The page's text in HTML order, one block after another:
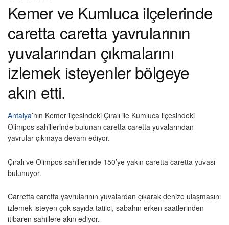
Kemer ve Kumluca ilçelerinde
caretta caretta yavrularının
yuvalarından çıkmalarını
izlemek isteyenler bölgeye
akın etti.
Antalya’nın Kemer ilçesindeki Çıralı ile Kumluca ilçesindeki
Olimpos sahillerinde bulunan caretta caretta yuvalarından
yavrular çıkmaya devam ediyor.
Çıralı ve Olimpos sahillerinde 150’ye yakın caretta caretta yuvası
bulunuyor.
Carretta caretta yavrularının yuvalardan çıkarak denize ulaşmasını
izlemek isteyen çok sayıda tatilci, sabahın erken saatlerinden
itibaren sahillere akın ediyor.